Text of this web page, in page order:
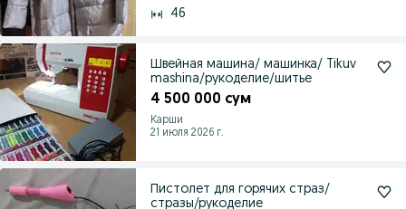
46
Швейная машина/ машинка/ Tikuv
mashina/рукоделие/шитье
4 500 000 сум
Карши
21 июля 2026 г.
Пистолет для горячих страз/
стразы/рукоделие